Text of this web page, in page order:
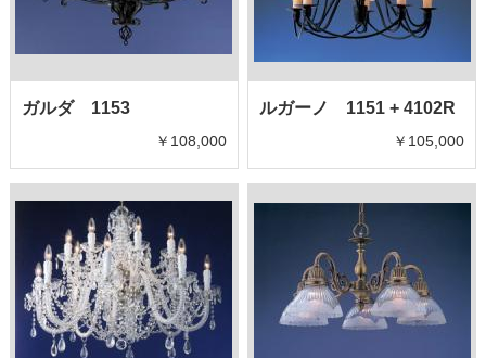
ガルダ 1153
￥108,000
ルガーノ 1151 + 4102R
￥105,000